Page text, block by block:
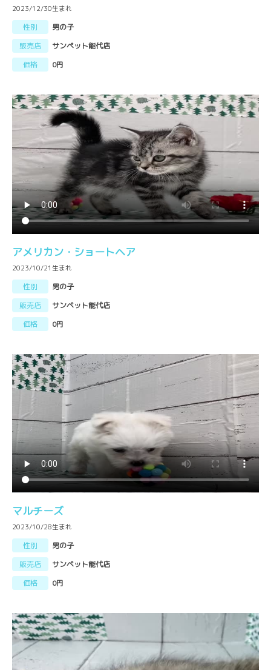
2023/12/30生まれ
性別
男の子
販売店
サンペット能代店
価格
0円
アメリカン・ショートヘア
2023/10/21生まれ
性別
男の子
販売店
サンペット能代店
価格
0円
マルチーズ
2023/10/28生まれ
性別
男の子
販売店
サンペット能代店
価格
0円